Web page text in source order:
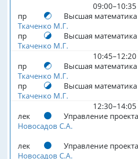
09:00–10:35
пр
Высшая математика
Ткаченко М.Г.
пр
Высшая математика
Ткаченко М.Г.
10:45–12:20
пр
Высшая математика
Ткаченко М.Г.
пр
Высшая математика
Ткаченко М.Г.
12:30–14:05
лек
Управление
Новосадов С.А.
лек
Управление
Новосадов С.А.